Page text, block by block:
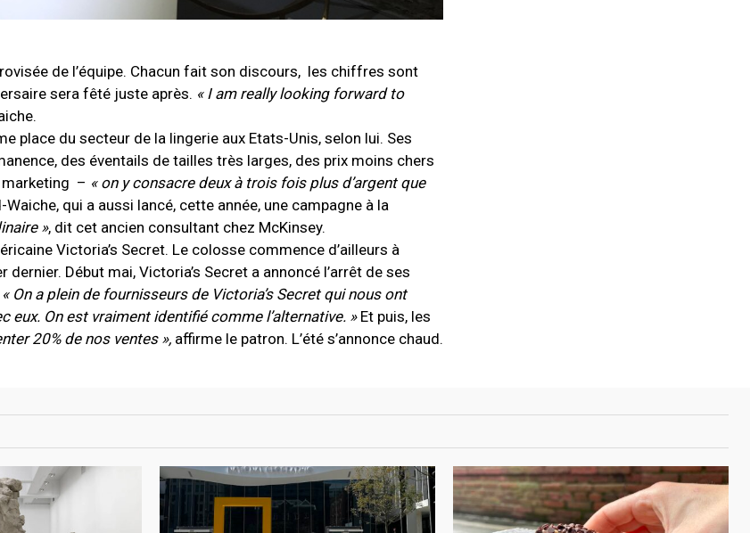
de l’équipe. Chacun fait son discours, les chiffres sont
sera fêté juste après. « I am really looking forward to
place du secteur de la lingerie aux Etats-Unis, selon lui. Ses
des éventails de tailles très larges, des prix moins chers
marketing – « on y consacre deux à trois fois plus d’argent que
qui a aussi lancé, cette année, une campagne à la
», dit cet ancien consultant chez McKinsey.
Victoria’s Secret. Le colosse commence d’ailleurs à
Début mai, Victoria’s Secret a annoncé l’arrêt de ses
« On a plein de fournisseurs de Victoria’s Secret qui nous ont
On est vraiment identifié comme l’alternative. » Et puis, les
20% de nos ventes », affirme le patron. L’été s’annonce chaud.